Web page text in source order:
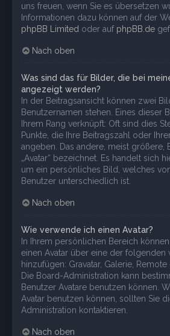
uns freuen, wenn Sie es übersetzen
Informationen dazu können auf der
phpBB Limited oder auf phpBB.de
Nach oben
Was sind das für Bilder, die bei
angezeigt werden?
In der Beitragsansicht können zwei
Benutzernamen stehen. Eines dieser
Ihrem Rang verknüpft: Oft sind dies
Punkte, die Ihre Beitragszahl oder
angeben. Das andere, meist größere,
„Avatar“ bezeichnet. Es handelt sich
um ein persönliches Bild, welches
Benutzer unterschiedlich ist.
Nach oben
Wie verwende ich einen Avatar?
In Ihrem persönlichen Bereich können
einen Avatar über eine der folgenden
hinzufügen: Gravatar, Galerie,
Die Board-Administration kann
Benutzer Avatare benutzen können.
Avatar benutzen können, sollten Sie
Administration kontaktieren.
Nach oben